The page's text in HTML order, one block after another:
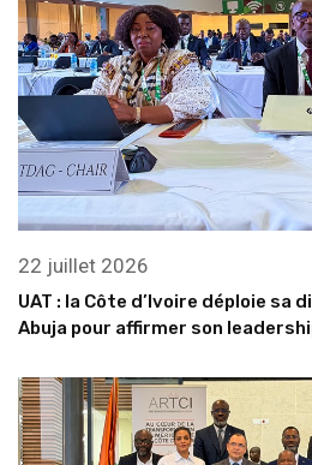
2 juillet 2026
Côte d’Ivoire : le nouveau conseil
l’ARTCI renforce le dialogue